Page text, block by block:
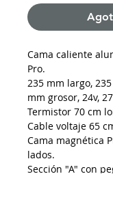
Cama caliente
Pro.
235 mm largo,
mm grosor, 24v,
Termistor 70 cm
Cable voltaje 65
Cama magnética
lados.
Sección "A" con